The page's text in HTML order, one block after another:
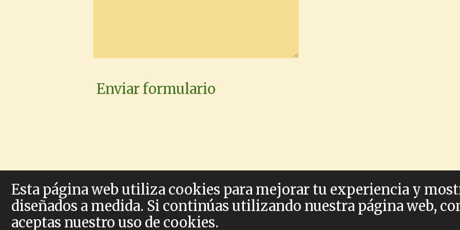
Esta página web utiliza cookies para mejorar tu experiencia y
diseñados a medida. Si continúas utilizando nuestra página web,
aceptas nuestro uso de cookies.
Enviar formulario
© 2023 - 2026 Virtud y Revolución